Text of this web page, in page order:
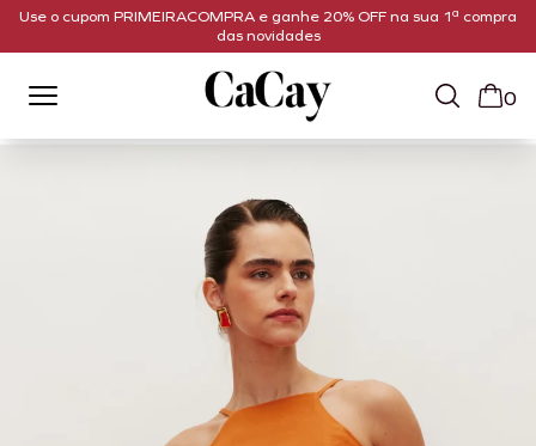
Use o cupom PRIMEIRACOMPRA e ganhe 20% OFF na sua 1ª compra
das novidades
0